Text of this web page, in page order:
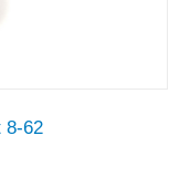
8-62